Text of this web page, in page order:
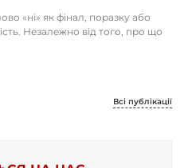
«ні» як фінал, поразку або
Незалежно від того, про що
Всі публікації